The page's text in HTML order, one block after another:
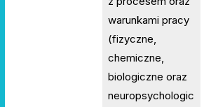
warunkami pracy
(fizyczne,
chemiczne,
biologiczne oraz
neuropsychologic